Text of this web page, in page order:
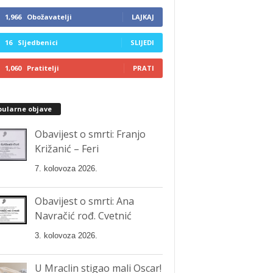
1,966 Obožavatelji LAJKAJ
16 Sljedbenici SLIJEDI
1,060 Pratitelji PRATI
objave
Obavijest o smrti: Franjo
Križanić – Feri
7. kolovoza 2026.
Obavijest o smrti: Ana
Navračić rođ. Cvetnić
3. kolovoza 2026.
U Mraclin stigao mali Oscar!